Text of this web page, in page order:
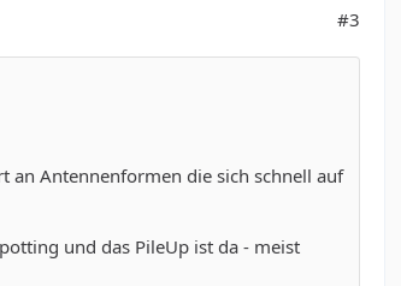
#3
an Antennenformen die sich schnell auf
und das PileUp ist da - meist